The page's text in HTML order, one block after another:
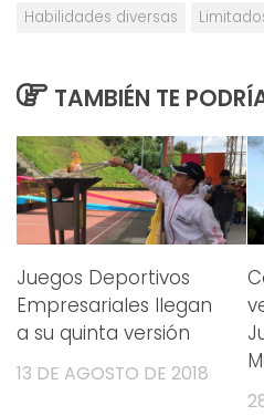
Habilidades diversas
TAMBIÉN TE
Juegos Deportivos
Empresariales llegan
a su quinta versión
13 DE AGOSTO DE 2018